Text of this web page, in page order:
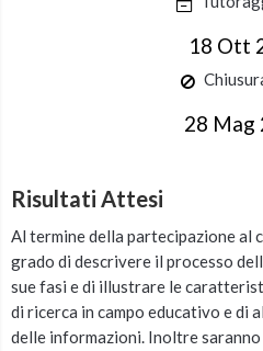
18 Ott
28 Mag
Risultati Attesi
Al termine della partecipazione al
grado di descrivere il processo
sue fasi e di illustrare le
di ricerca in campo educativo e di
delle informazioni. Inoltre